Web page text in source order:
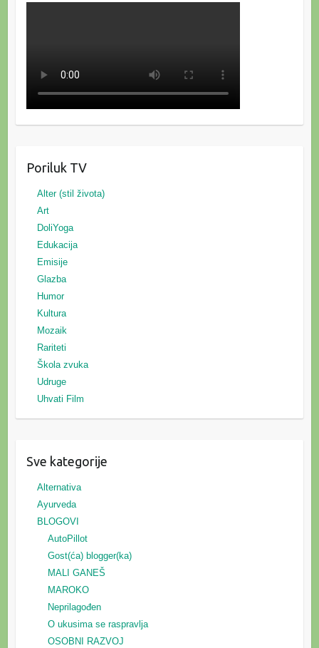
Poriluk TV
Alter (stil života)
Art
DoliYoga
Edukacija
Emisije
Glazba
Humor
Kultura
Mozaik
Rariteti
Škola zvuka
Udruge
Uhvati Film
Sve kategorije
Alternativa
Ayurveda
BLOGOVI
AutoPillot
Gost(ća) blogger(ka)
MALI GANEŠ
MAROKO
Neprilagođen
O ukusima se raspravlja
OSOBNI RAZVOJ